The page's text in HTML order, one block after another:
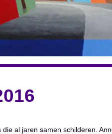
al jaren samen schilderen.